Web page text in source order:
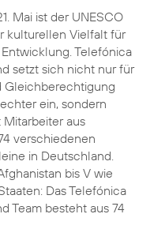
Mai ist der UNESCO
kulturellen Vielfalt für
Telefónica
setzt sich nicht nur für
Gleichberechtigung
ein, sondern
aus
verschiedenen
in Deutschland.
bis V wie
Das Telefónica
Team besteht aus 74